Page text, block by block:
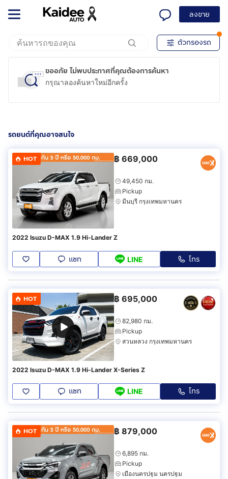
ลงขาย
ตัวกรองรถ
ขออภัย ไม่พบประกาศที่คุณต้องการค้นหา
กรุณาลองค้นหาใหม่อีกครั้ง
รถยนต์ที่คุณอาจสนใจ
HOT ฿ 669,000
49,450 กม.
Pickup
มีนบุรี กรุงเทพมหานคร
2022 Isuzu D-MAX 1.9 Hi-Lander Z
แชท LINE โทร
HOT ฿ 695,000
82,980 กม.
Pickup
สวนหลวง กรุงเทพมหานคร
2022 Isuzu D-MAX 1.9 Hi-Lander X-Series Z
แชท LINE โทร
HOT ฿ 879,000
6,895 กม.
Pickup
เมืองนครปฐม นครปฐม